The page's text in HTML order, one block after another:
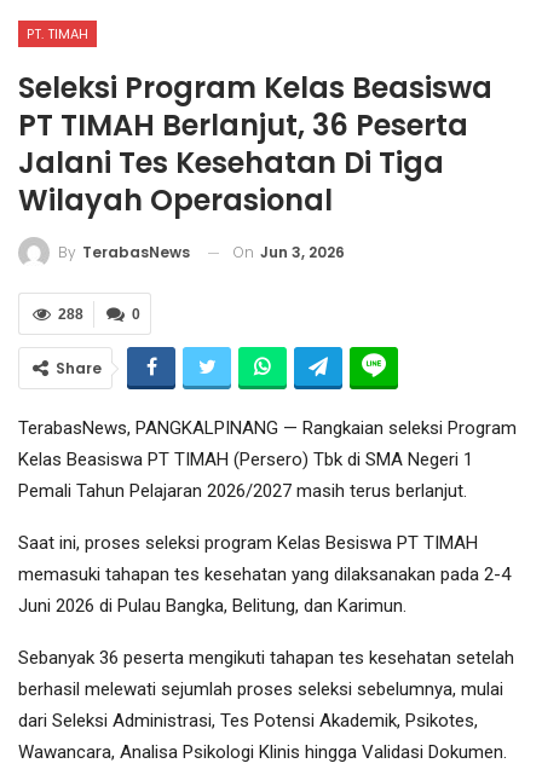
PT. TIMAH
Seleksi Program Kelas Beasiswa
PT TIMAH Berlanjut, 36 Peserta
Jalani Tes Kesehatan Di Tiga
Wilayah Operasional
By TerabasNews On Jun 3, 2026
0
288
Share
TerabasNews, PANGKALPINANG — Rangkaian seleksi Program
Kelas Beasiswa PT TIMAH (Persero) Tbk di SMA Negeri 1
Pemali Tahun Pelajaran 2026/2027 masih terus berlanjut.
Saat ini, proses seleksi program Kelas Besiswa PT TIMAH
memasuki tahapan tes kesehatan yang dilaksanakan pada 2-4
Juni 2026 di Pulau Bangka, Belitung, dan Karimun.
Sebanyak 36 peserta mengikuti tahapan tes kesehatan setelah
berhasil melewati sejumlah proses seleksi sebelumnya, mulai
dari Seleksi Administrasi, Tes Potensi Akademik, Psikotes,
Wawancara, Analisa Psikologi Klinis hingga Validasi Dokumen.